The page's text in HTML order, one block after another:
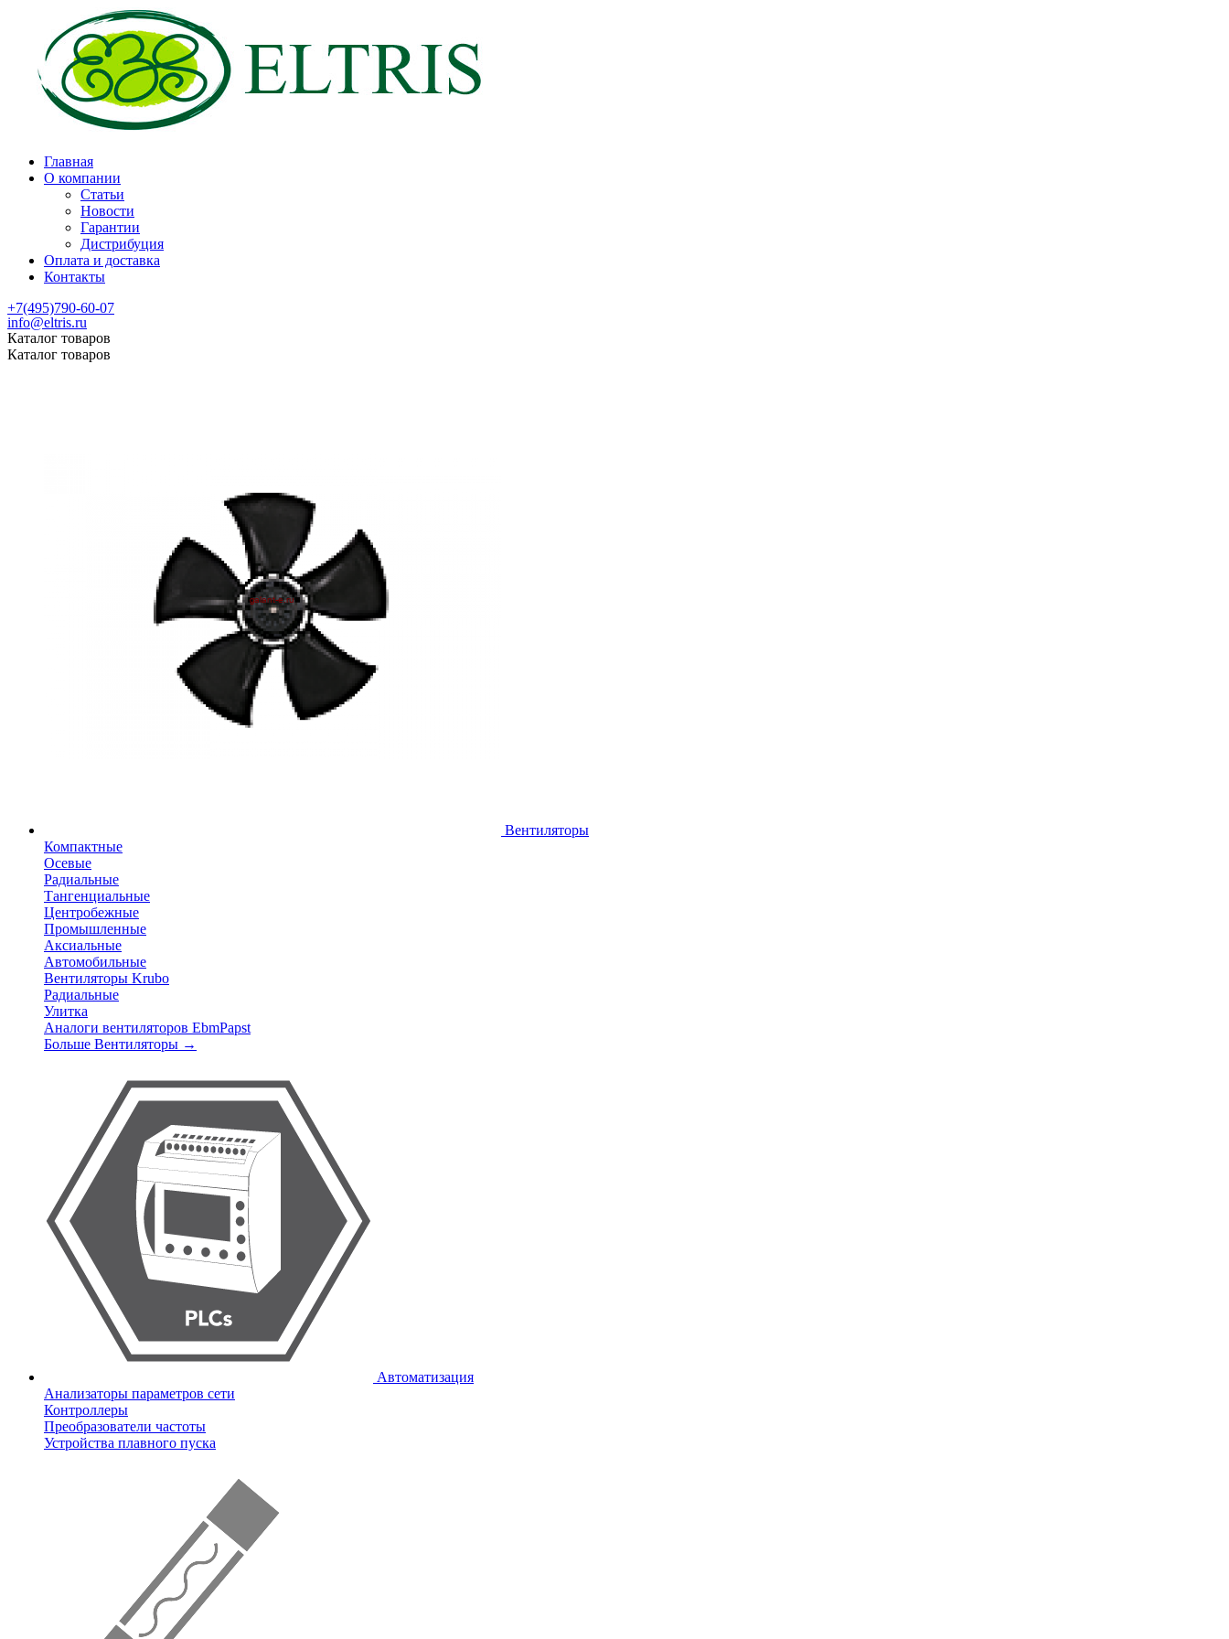
Главная
О компании
Статьи
Новости
Гарантии
Дистрибуция
Оплата и доставка
Контакты
+7(495)790-60-07
info@eltris.ru
Каталог товаров
Каталог товаров
Вентиляторы
Компактные
Осевые
Радиальные
Тангенциальные
Центробежные
Промышленные
Аксиальные
Автомобильные
Вентиляторы Krubo
Радиальные
Улитка
Аналоги вентиляторов EbmPapst
Больше Вентиляторы →
Автоматизация
Анализаторы параметров сети
Контроллеры
Преобразователи частоты
Устройства плавного пуска